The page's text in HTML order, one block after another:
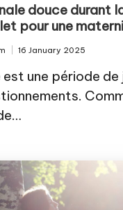
douce durant
pour une
16 January 2025
une période de